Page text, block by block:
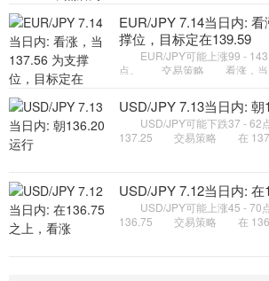
137.20 下，看空，目标价位定
EUR/JPY 7.14当日内:
撑位，目标定在139.59
EUR/JPY可能上涨99 -
点。 交易策略 看涨，当
EUR/JPY 目标方向定在 136
USD/JPY 7.13当日内: 朝
USD/JPY可能下跌37 -
137.25 交易策略 在
USD/JPY 7.12当日内:
USD/JPY可能上涨45 -
136.75 交易策略 在